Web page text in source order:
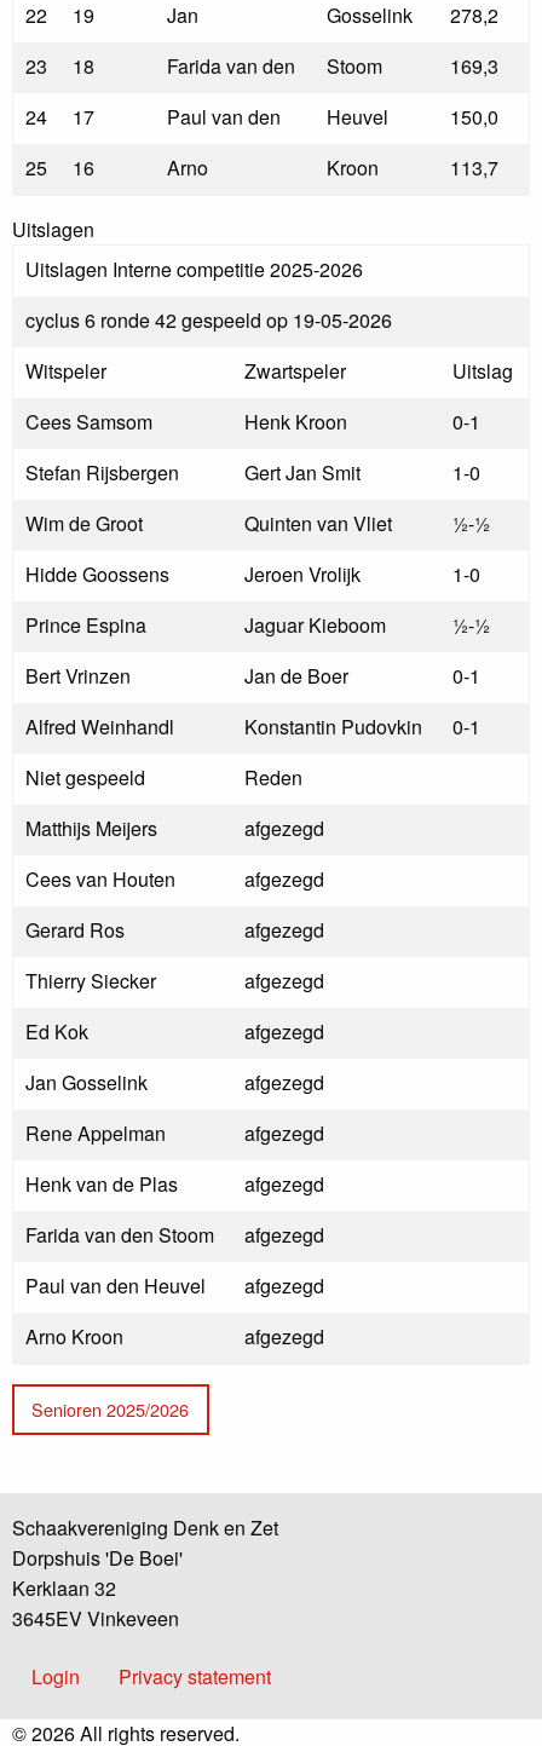
22
19 Jan Gosselink
278,2
23
18 Farida van den Stoom
169,3
24
17 Paul van den Heuvel
150,0
25
16 Arno Kroon 113,7
Uitslagen
Uitslagen Interne competitie 2025-2026
cyclus 6 ronde 42 gespeeld op 19-05-2026
Witspeler
Zwartspeler
Uitslag
Cees Samsom
Henk Kroon
0-1
Stefan Rijsbergen
Gert Jan Smit
1-0
Wim de Groot
Quinten van Vliet
½-½
Hidde Goossens
Jeroen Vrolijk
1-0
Prince Espina
Jaguar Kieboom
½-½
Bert Vrinzen
Jan de Boer
0-1
Alfred Weinhandl
Konstantin Pudovkin
0-1
Niet gespeeld
Reden
Matthijs Meijers
afgezegd
Cees van Houten
afgezegd
Gerard Ros
afgezegd
Thierry Siecker
afgezegd
Ed Kok
afgezegd
Jan Gosselink
afgezegd
Rene Appelman
afgezegd
Henk van de Plas
afgezegd
Farida van den Stoom
afgezegd
Paul van den Heuvel
afgezegd
Arno Kroon
afgezegd
Senioren 2025/2026
Schaakvereniging Denk en Zet
Dorpshuis 'De Boei'
Kerklaan 32
3645EV Vinkeveen
Voet
Login Privacy statement
© 2026 All rights reserved.